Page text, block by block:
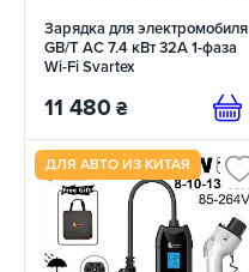
Зарядка для электромобиля
GB/T AC 7.4 кВт 32А 1-фаза
Wi-Fi Svartex
11 480 ₴
ДЛЯ АВТО ИЗ КИТАЯ